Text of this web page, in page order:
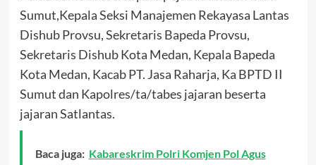
Sumut,Kepala Seksi Manajemen Rekayasa Lantas
Dishub Provsu, Sekretaris Bapeda Provsu,
Sekretaris Dishub Kota Medan, Kepala Bapeda
Kota Medan, Kacab PT. Jasa Raharja, Ka BPTD II
Sumut dan Kapolres/ta/tabes jajaran beserta
jajaran Satlantas.
Baca juga: Kabareskrim Polri Komjen Pol Agus